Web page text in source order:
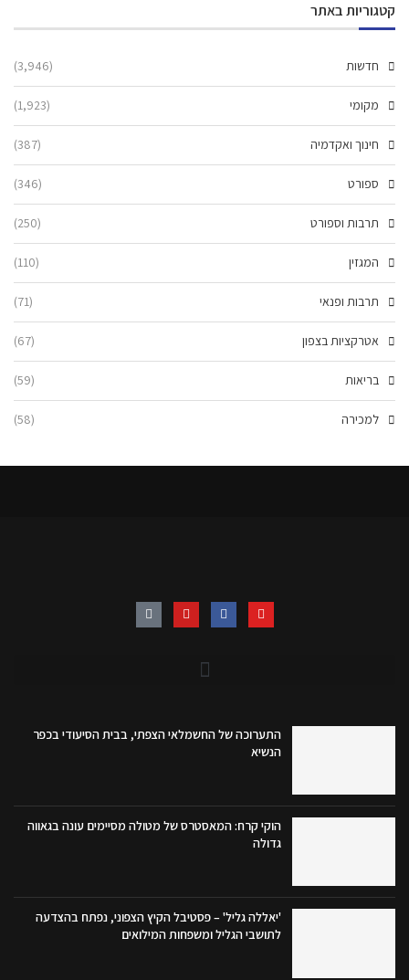
קטגוריות באתר
חדשות (3,946)
מקומי (1,923)
חינוך ואקדמיה (387)
ספורט (346)
תרבות וספורט (250)
המגזין (110)
תרבות ופנאי (71)
אטרקציות בצפון (67)
בריאות (59)
למכירה (58)
התערוכה של החשמלאי הצפתי, בבית הסיעודי בכפר
הנשיא
הוקי קרח: המאסטרס של מטולה מסיימים עונה בגאווה
גדולה
'יאללה גליל' – פסטיבל הקיץ הצפוני, נפתח בהצדעה
לתושבי הגליל ומשפחות המילואים